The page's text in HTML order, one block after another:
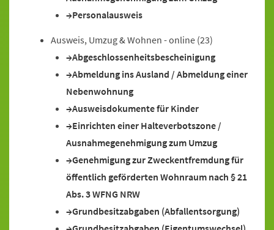
Personalausweis
Ausweis, Umzug & Wohnen - online (23)
Abgeschlossenheitsbescheinigung
Abmeldung ins Ausland / Abmeldung einer
Nebenwohnung
Ausweisdokumente für Kinder
Einrichten einer Halteverbotszone /
Ausnahmegenehmigung zum Umzug
Genehmigung zur Zweckentfremdung für
öffentlich geförderten Wohnraum nach § 21
Abs. 3 WFNG NRW
Grundbesitzabgaben (Abfallentsorgung)